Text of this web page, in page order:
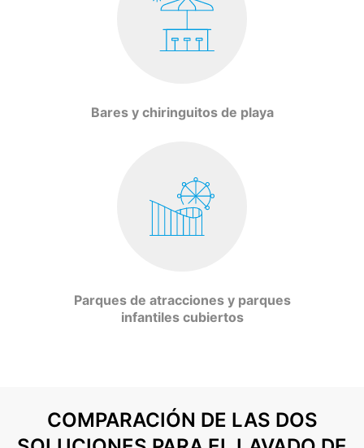
Bares y chiringuitos de playa
Parques de atracciones y parques
infantiles cubiertos
COMPARACIÓN DE LAS DOS